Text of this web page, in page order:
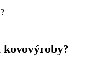
kovovýroby?